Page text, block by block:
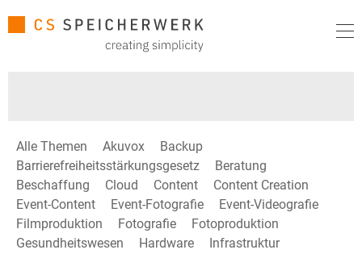
Alle Themen Akuvox
Backup
Barrierefreiheitsstärkungsgesetz
Beratung
Beschaffung
Cloud Content
Content Creation
Event-Content
Event-Fotografie
Event-Videografie
Filmproduktion
Fotografie
Fotoproduktion
Gesundheitswesen
Hardware
Infrastruktur